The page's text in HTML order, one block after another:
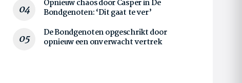
Opnieuw chaos door Casper in De
Bondgenoten: ‘Dit gaat te ver’
De Bondgenoten opgeschrikt door
opnieuw een onverwacht vertrek